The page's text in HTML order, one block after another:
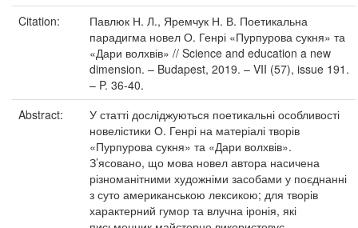
Citation:
Павлюк Н. Л., Яремчук Н. В. Поетикальна
парадигма новел О. Генрі «Пурпурова сукня» та
«Дари волхвів» // Science and education a new
dimension. – Budapest, 2019. – VII (57), issue 191.
– P. 36-40.
Abstract:
У статті досліджуються поетикальні особливості
новелістики О. Генрі на матеріалі творів
«Пурпурова сукня» та «Дари волхвів».
З’ясовано, що мова новел автора насичена
різноманітними художніми засобами у поєднанні
з суто американською лексикою; для творів
характерний гумор та влучна іронія, які